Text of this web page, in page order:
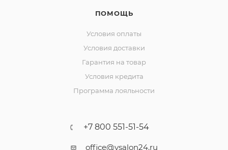
ПОМОЩЬ
Условия оплаты
Условия доставки
Гарантия на товар
Условия кредита
Программа лояльности
+7 800 551-51-54
office@vsalon24.ru